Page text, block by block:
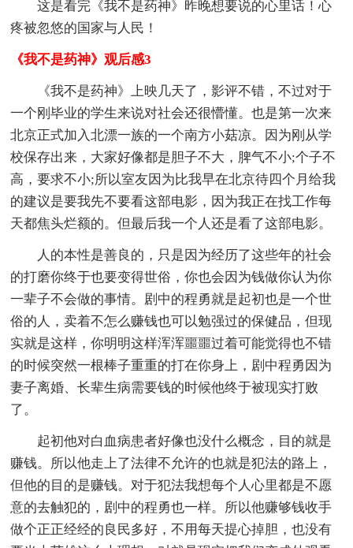
这是看完《我不是药神》昨晚想要说的心里话！心
疼被忽悠的国家与人民！
《我不是药神》观后感3
《我不是药神》上映几天了，影评不错，不过对于
一个刚毕业的学生来说对社会还很懵懂。也是第一次来
北京正式加入北漂一族的一个南方小菇凉。因为刚从学
校保存出来，大家好像都是胆子不大，脾气不小;个子不
高，要求不小;所以室友因为比我早在北京待四个月给我
的建议是要我先不要看这部电影，因为我正在找工作每
天都焦头烂额的。但最后我一个人还是看了这部电影。
人的本性是善良的，只是因为经历了这些年的社会
的打磨你终于也要变得世俗，你也会因为钱做你认为你
一辈子不会做的事情。剧中的程勇就是起初也是一个世
俗的人，卖着不怎么赚钱也可以勉强过的保健品，但现
实就是这样，你明明这样浑浑噩噩过着可能觉得也不错
的时候突然一根棒子重重的打在你身上，剧中程勇因为
妻子离婚、长辈生病需要钱的时候他终于被现实打败
了。
起初他对白血病患者好像也没什么概念，目的就是
赚钱。所以他走上了法律不允许的也就是犯法的路上，
但他的目的是赚钱。对于犯法我想每个人心里都是不愿
意的去触犯的，剧中的程勇也一样。所以他赚够钱收手
做个正正经经的良民多好，不用每天提心掉胆，也没有